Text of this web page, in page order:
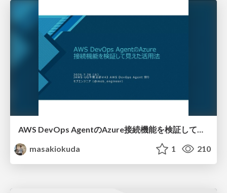
AWS DevOps AgentのAzure接続機能を検証して見えた活用法／Use Cases Verified for the AWS DevOps Agent's Azure Connectivity Feature
masakiokuda
1 210